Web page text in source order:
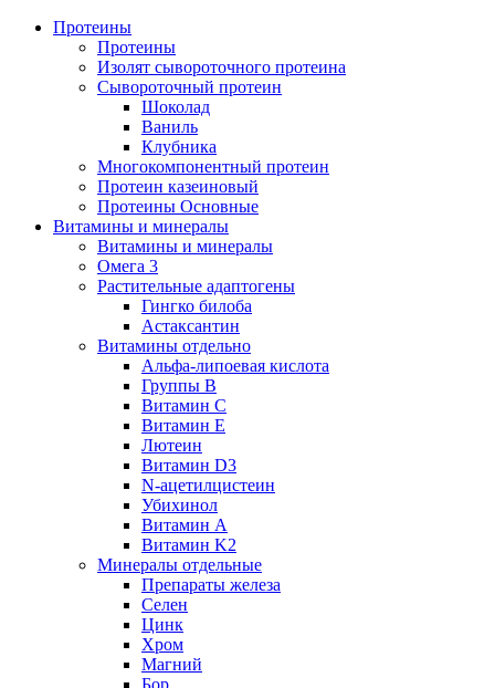
Протеины
Протеины
Изолят сывороточного протеина
Сывороточный протеин
Шоколад
Ваниль
Клубника
Многокомпонентный протеин
Протеин казеиновый
Протеины Основные
Витамины и минералы
Витамины и минералы
Омега 3
Растительные адаптогены
Гингко билоба
Астаксантин
Витамины отдельно
Альфа-липоевая кислота
Группы B
Витамин С
Витамин Е
Лютеин
Витамин D3
N-ацетилцистеин
Убихинол
Витамин А
Витамин K2
Минералы отдельные
Препараты железа
Селен
Цинк
Хром
Магний
Бор